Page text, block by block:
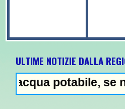
ULTIME NOTIZIE DALLA
se non bollita